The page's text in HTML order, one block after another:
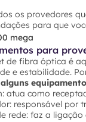
os provedores
para que
3. para
de fibra óptica é
e estabilidade.
atua como
responsável por
rede: faz a